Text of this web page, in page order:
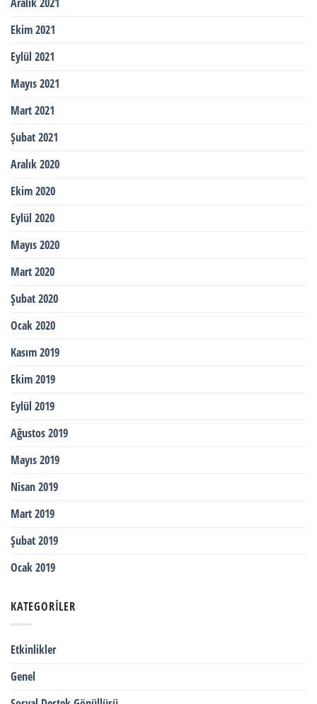
Aralık 2021
Ekim 2021
Eylül 2021
Mayıs 2021
Mart 2021
Şubat 2021
Aralık 2020
Ekim 2020
Eylül 2020
Mayıs 2020
Mart 2020
Şubat 2020
Ocak 2020
Kasım 2019
Ekim 2019
Eylül 2019
Ağustos 2019
Mayıs 2019
Nisan 2019
Mart 2019
Şubat 2019
Ocak 2019
KATEGORILER
Etkinlikler
Genel